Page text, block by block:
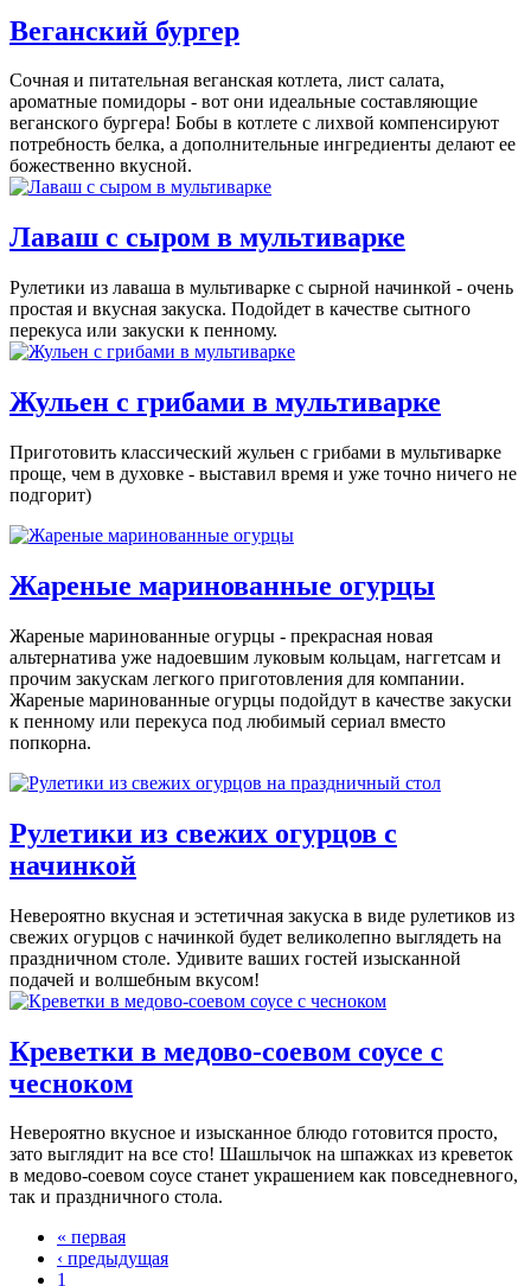
Веганский бургер
Сочная и питательная веганская котлета, лист салата,
ароматные помидоры - вот они идеальные составляющие
веганского бургера! Бобы в котлете с лихвой компенсируют
потребность белка, а дополнительные ингредиенты делают ее
божественно вкусной.
Лаваш с сыром в мультиварке
Рулетики из лаваша в мультиварке с сырной начинкой - очень
простая и вкусная закуска. Подойдет в качестве сытного
перекуса или закуски к пенному.
Жульен с грибами в мультиварке
Приготовить классический жульен с грибами в мультиварке
проще, чем в духовке - выставил время и уже точно ничего не
подгорит)
Жареные маринованные огурцы
Жареные маринованные огурцы - прекрасная новая
альтернатива уже надоевшим луковым кольцам, наггетсам и
прочим закускам легкого приготовления для компании.
Жареные маринованные огурцы подойдут в качестве закуски
к пенному или перекуса под любимый сериал вместо
попкорна.
Рулетики из свежих огурцов с
начинкой
Невероятно вкусная и эстетичная закуска в виде рулетиков из
свежих огурцов с начинкой будет великолепно выглядеть на
праздничном столе. Удивите ваших гостей изысканной
подачей и волшебным вкусом!
Креветки в медово-соевом соусе с
чесноком
Невероятно вкусное и изысканное блюдо готовится просто,
зато выглядит на все сто! Шашлычок на шпажках из креветок
в медово-соевом соусе станет украшением как повседневного,
так и праздничного стола.
« первая
‹ предыдущая
1